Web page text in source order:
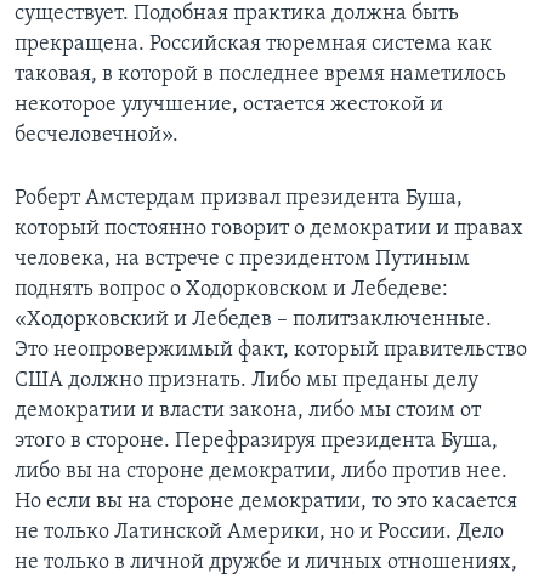
существует. Подобная практика должна быть
прекращена. Российская тюремная система как
таковая, в которой в последнее время наметилось
некоторое улучшение, остается жестокой и
бесчеловечной».
Роберт Амстердам призвал президента Буша,
который постоянно говорит о демократии и правах
человека, на встрече с президентом Путиным
поднять вопрос о Ходорковском и Лебедеве:
«Ходорковский и Лебедев – политзаключенные.
Это неопровержимый факт, который правительство
США должно признать. Либо мы преданы делу
демократии и власти закона, либо мы стоим от
этого в стороне. Перефразируя президента Буша,
либо вы на стороне демократии, либо против нее.
Но если вы на стороне демократии, то это касается
не только Латинской Америки, но и России. Дело
не только в личной дружбе и личных отношениях,